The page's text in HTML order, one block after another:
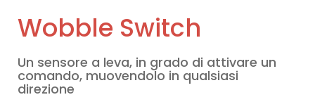
Wobble Switch
Un sensore a leva, in grado di attivare un
comando, muovendolo in qualsiasi
direzione